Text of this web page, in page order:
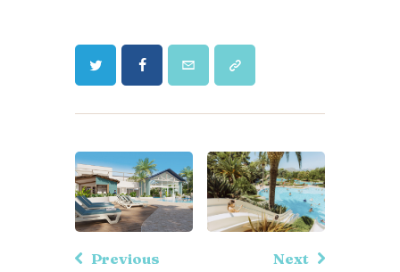
Previous
Next